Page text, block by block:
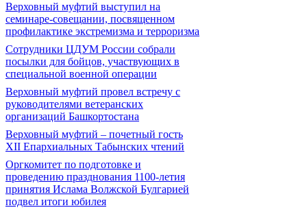
Верховный муфтий выступил на
семинаре-совещании, посвященном
профилактике экстремизма и терроризма
Сотрудники ЦДУМ России собрали
посылки для бойцов, участвующих в
специальной военной операции
Верховный муфтий провел встречу с
руководителями ветеранских
организаций Башкортостана
Верховный муфтий – почетный гость
ХII Епархиальных Табынских чтений
Оргкомитет по подготовке и
проведению празднования 1100-летия
принятия Ислама Волжской Булгарией
подвел итоги юбилея